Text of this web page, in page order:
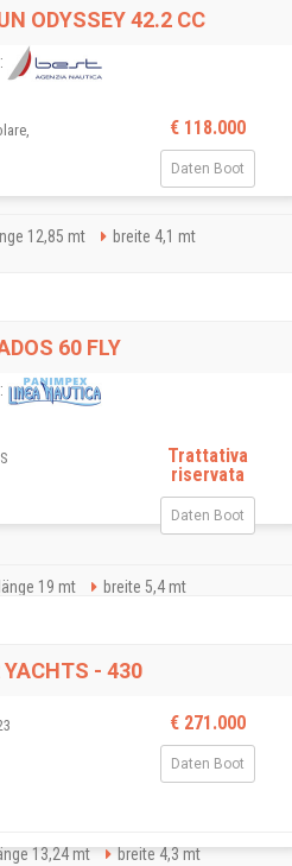
ODYSSEY 42.2 CC
€ 118.000
Daten Boot
12,85 mt breite 4,1 mt
60 FLY
Trattativa
riservata
Daten Boot
länge 19 mt breite 5,4 mt
YACHTS - 430
€ 271.000
Daten Boot
13,24 mt breite 4,3 mt